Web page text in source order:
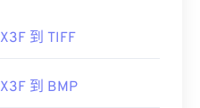
X3F 到 TIFF
X3F 到 BMP